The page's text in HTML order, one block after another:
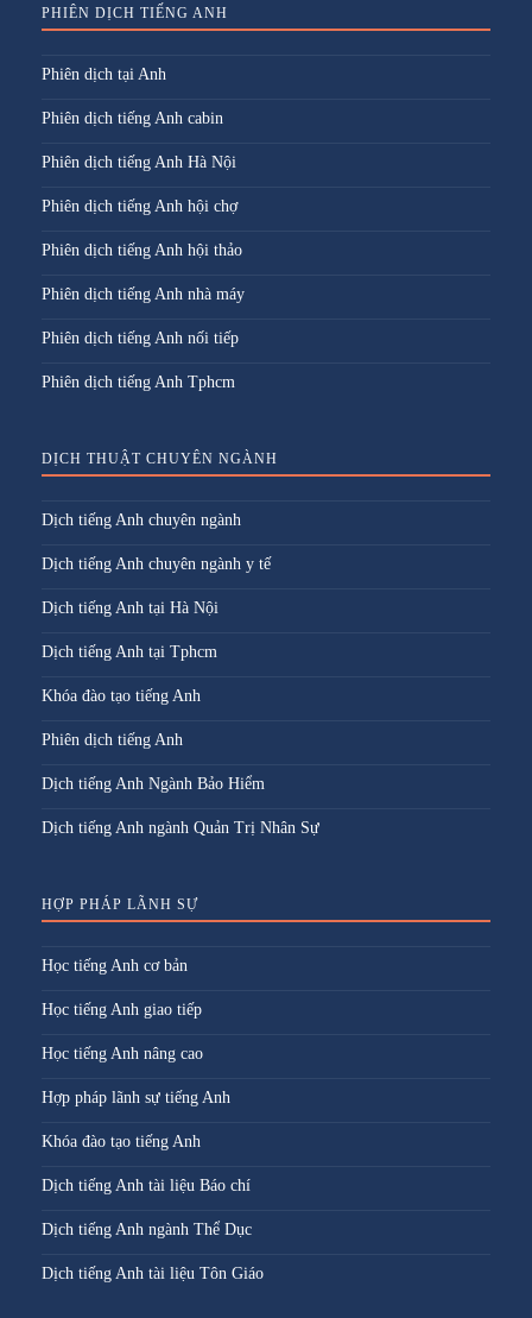
PHIÊN DỊCH TIẾNG ANH
Phiên dịch tại Anh
Phiên dịch tiếng Anh cabin
Phiên dịch tiếng Anh Hà Nội
Phiên dịch tiếng Anh hội chợ
Phiên dịch tiếng Anh hội thảo
Phiên dịch tiếng Anh nhà máy
Phiên dịch tiếng Anh nối tiếp
Phiên dịch tiếng Anh Tphcm
DỊCH THUẬT CHUYÊN NGÀNH
Dịch tiếng Anh chuyên ngành
Dịch tiếng Anh chuyên ngành y tế
Dịch tiếng Anh tại Hà Nội
Dịch tiếng Anh tại Tphcm
Khóa đào tạo tiếng Anh
Phiên dịch tiếng Anh
Dịch tiếng Anh Ngành Bảo Hiểm
Dịch tiếng Anh ngành Quản Trị Nhân Sự
HỢP PHÁP LÃNH SỰ
Học tiếng Anh cơ bản
Học tiếng Anh giao tiếp
Học tiếng Anh nâng cao
Hợp pháp lãnh sự tiếng Anh
Khóa đào tạo tiếng Anh
Dịch tiếng Anh tài liệu Báo chí
Dịch tiếng Anh ngành Thể Dục
Dịch tiếng Anh tài liệu Tôn Giáo